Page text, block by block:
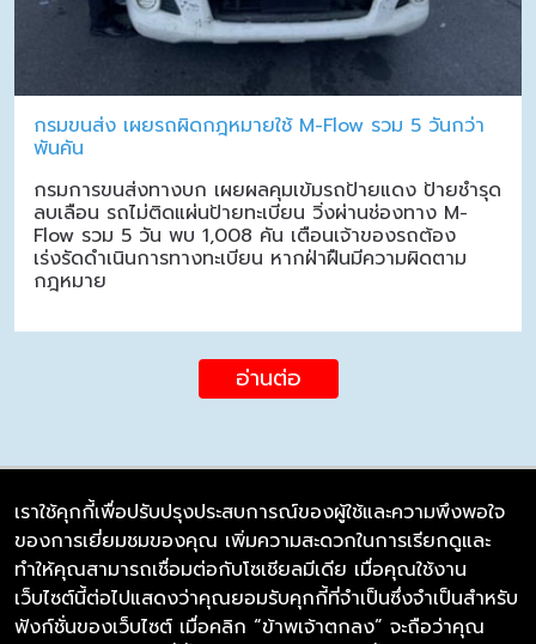
กรมขนส่ง เผยรถผิดกฎหมายใช้ M-Flow รวม 5 วันกว่า
พันคัน
กรมการขนส่งทางบก เผยผลคุมเข้มรถป้ายแดง ป้ายชำรุด
ลบเลือน รถไม่ติดแผ่นป้ายทะเบียน วิ่งผ่านช่องทาง M-
Flow รวม 5 วัน พบ 1,008 คัน เตือนเจ้าของรถต้อง
เร่งรัดดำเนินการทางทะเบียน หากฝ่าฝืนมีความผิดตาม
กฎหมาย
อ่านต่อ
บริษัท ซิมลิงค์ จำกัด
98/226 Bangrakyai-Baanmai Road,
Bangyai, Nonthaburi 11140
เราใช้คุกกี้เพื่อปรับปรุงประสบการณ์ของผู้ใช้และความพึงพอใจ
ของการเยี่ยมชมของคุณ เพิ่มความสะดวกในการเรียกดูและ
ทำให้คุณสามารถเชื่อมต่อกับโซเชียลมีเดีย เมื่อคุณใช้งาน
เว็บไซต์นี้ต่อไปแสดงว่าคุณยอมรับคุกกี้ที่จำเป็นซึ่งจำเป็นสำหรับ
ฟังก์ชั่นของเว็บไซต์ เมื่อคลิก “ข้าพเจ้าตกลง” จะถือว่าคุณ